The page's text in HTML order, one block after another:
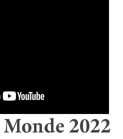
2022